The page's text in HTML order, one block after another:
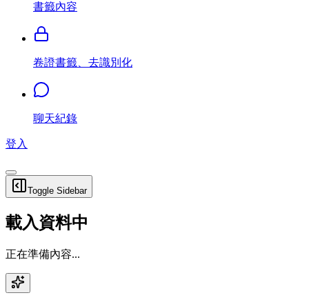
書籤內容
卷證書籤、去識別化
聊天紀錄
登入
Toggle Sidebar
載入資料中
正在準備內容...